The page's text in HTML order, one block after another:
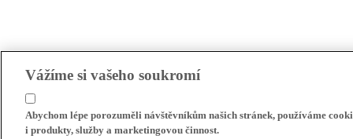
Vážíme si vašeho soukromí
Abychom lépe porozuměli návštěvníkům našich stránek, používáme
i produkty, služby a marketingovou činnost.